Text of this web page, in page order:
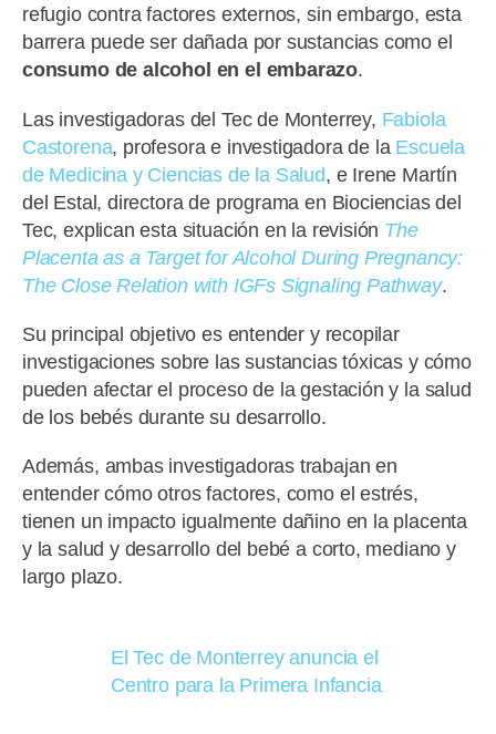
refugio contra factores externos, sin embargo, esta
barrera puede ser dañada por sustancias como el
consumo de alcohol en el embarazo.
Las investigadoras del Tec de Monterrey, Fabiola
Castorena, profesora e investigadora de la Escuela
de Medicina y Ciencias de la Salud, e Irene Martín
del Estal, directora de programa en Biociencias del
Tec, explican esta situación en la revisión The
Placenta as a Target for Alcohol During Pregnancy:
The Close Relation with IGFs Signaling Pathway.
Su principal objetivo es entender y recopilar
investigaciones sobre las sustancias tóxicas y cómo
pueden afectar el proceso de la gestación y la salud
de los bebés durante su desarrollo.
Además, ambas investigadoras trabajan en
entender cómo otros factores, como el estrés,
tienen un impacto igualmente dañino en la placenta
y la salud y desarrollo del bebé a corto, mediano y
largo plazo.
El Tec de Monterrey anuncia el
Centro para la Primera Infancia